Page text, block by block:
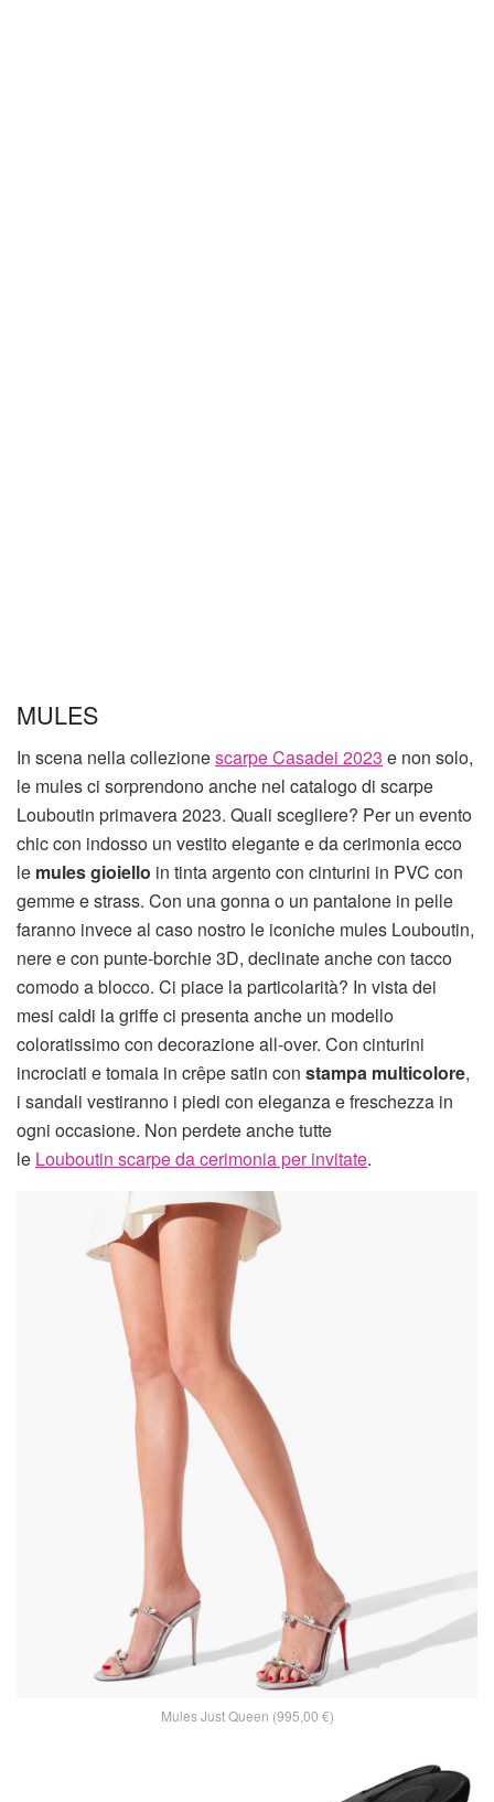
MULES
In scena nella collezionescarpe Casadei 2023 e non solo,
le mules ci sorprendono anche nel catalogo di scarpe
Louboutin primavera 2023. Quali scegliere? Per un evento
chic con indosso un vestito elegante e da cerimonia ecco
le mules gioiello in tinta argento con cinturini in PVC con
gemme e strass. Con una gonna o un pantalone in pelle
faranno invece al caso nostro le iconiche mules Louboutin,
nere e con punte-borchie 3D, declinate anche con tacco
comodo a blocco. Ci piace la particolarità? In vista dei
mesi caldi la griffe ci presenta anche un modello
coloratissimo con decorazione all-over. Con cinturini
incrociati e tomaia in crêpe satin con stampa multicolore,
i sandali vestiranno i piedi con eleganza e freschezza in
ogni occasione. Non perdete anche tutte
le Louboutin scarpe da cerimonia per invitate.
Mules Just Queen (995,00 €)